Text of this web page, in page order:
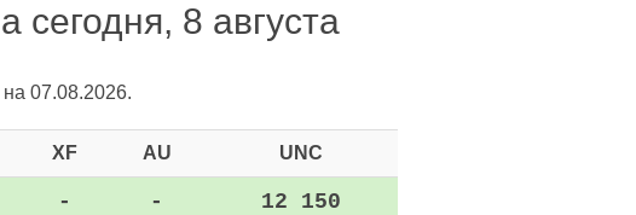
сегодня, 8 августа
07.08.2026.
XF AU UNC
- - 12 150